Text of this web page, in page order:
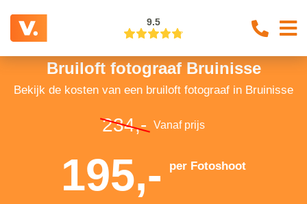
9.5
Bruiloft fotograaf Bruinisse
Bekijk de kosten van een bruiloft fotograaf in Bruinisse
234,- Vanaf prijs
195,- per Fotoshoot